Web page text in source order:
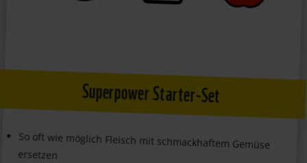
Superpower Starter-Set
So oft wie möglich Fleisch mit schmackhaftem Gemüse
ersetzen